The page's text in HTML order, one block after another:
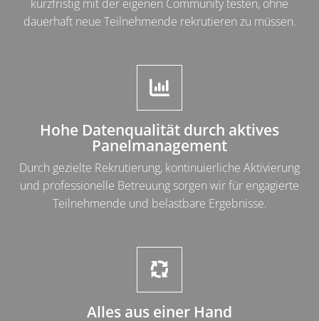
kurzfristig mit der eigenen Community testen, ohne
dauerhaft neue Teilnehmende rekrutieren zu müssen.
Hohe Datenqualität durch aktives
Panelmanagement
Durch gezielte Rekrutierung, kontinuierliche Aktivierung
und professionelle Betreuung sorgen wir für engagierte
Teilnehmende und belastbare Ergebnisse.
Alles aus einer Hand